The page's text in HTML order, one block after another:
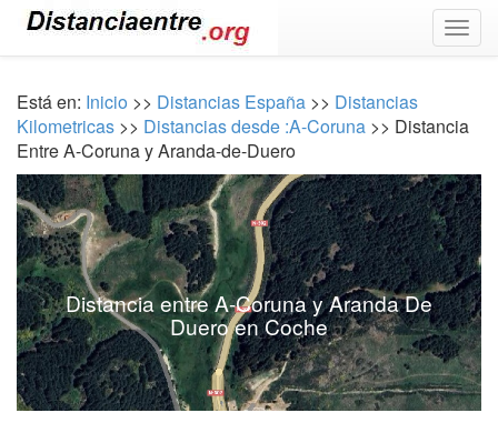
Está en: Inicio >> Distancias España >> Distancias
Kilometricas >> Distancias desde :A-Coruna >> Distancia
Entre A-Coruna y Aranda-de-Duero
Distancia entre A-Coruna y Aranda De
Duero en Coche